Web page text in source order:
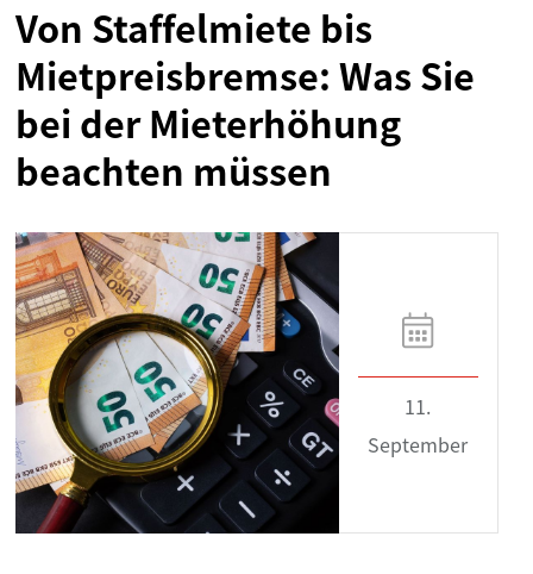
Von Staffelmiete bis
Mietpreisbremse: Was Sie
bei der Mieterhöhung
beachten müssen
11.
September